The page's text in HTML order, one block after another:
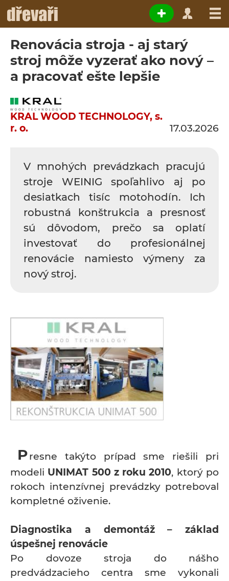
Renovácia stroja - aj starý
stroj môže vyzerať ako nový –
a pracovať ešte lepšie
KRAL WOOD TECHNOLOGY, s.
r. o.
17.03.2026
V mnohých prevádzkach pracujú
stroje WEINIG spoľahlivo aj po
desiatkach tisíc motohodín. Ich
robustná konštrukcia a presnosť
sú dôvodom, prečo sa oplatí
investovať do profesionálnej
renovácie namiesto výmeny za
nový stroj.
Presne takýto prípad sme riešili pri
modeli UNIMAT 500 z roku 2010, ktorý po
rokoch intenzívnej prevádzky potreboval
kompletné oživenie.
Diagnostika a demontáž – základ
úspešnej renovácie
Po dovoze stroja do nášho
predvádzacieho centra sme vykonali